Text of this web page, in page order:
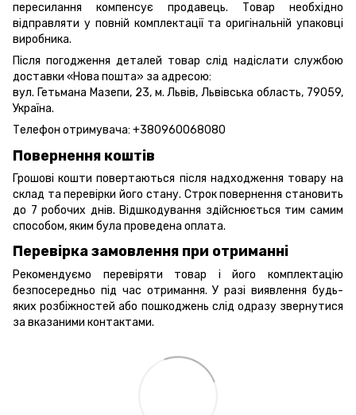
пересилання компенсує продавець. Товар необхідно
відправляти у повній комплектації та оригінальній упаковці
виробника.
Після погодження деталей товар слід надіслати службою
доставки «Нова пошта» за адресою:
вул. Гетьмана Мазепи, 23, м. Львів, Львівська область, 79059,
Україна.
Телефон отримувача: +380960068080
Повернення коштів
Грошові кошти повертаються після надходження товару на
склад та перевірки його стану. Строк повернення становить
до 7 робочих днів. Відшкодування здійснюється тим самим
способом, яким була проведена оплата.
Перевірка замовлення при отриманні
Рекомендуємо перевіряти товар і його комплектацію
безпосередньо під час отримання. У разі виявлення будь-
яких розбіжностей або пошкоджень слід одразу звернутися
за вказаними контактами.